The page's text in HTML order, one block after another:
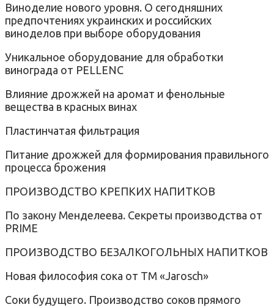
Виноделие нового уровня. О сегодняшних
предпочтениях украинских и российских
виноделов при выборе оборудования
Уникальное оборудование для обработки
винограда от PELLENC
Влияние дрожжей на аромат и фенольные
вещества в красных винах
Пластинчатая фильтрация
Питание дрожжей для формирования правильного
процесса брожения
ПРОИЗВОДСТВО КРЕПКИХ НАПИТКОВ
По закону Менделеева. Секреты производства от
PRIME
ПРОИЗВОДСТВО БЕЗАЛКОГОЛЬНЫХ НАПИТКОВ
Новая философия сока от ТМ «Jarosch»
Соки будущего. Производство соков прямого